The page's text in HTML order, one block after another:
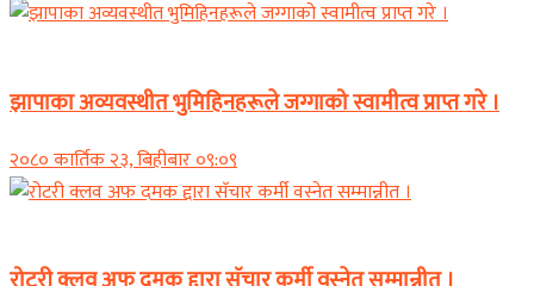
झापाका अव्यवस्थीत भुमिहिनहरूले जग्गाको स्वामीत्व प्राप्त गरे ।
२०८० कार्तिक २३, बिहीबार ०९:०९